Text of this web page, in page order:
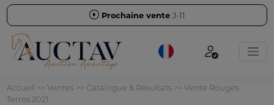
Prochaine vente J-11
Accueil >> Ventes>> Catalogue & Résultats>> Vente Rouges
Terres 2021